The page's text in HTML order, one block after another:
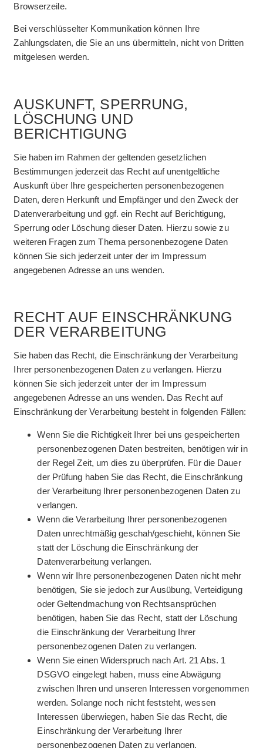
Browserzeile.
Bei verschlüsselter Kommunikation können Ihre
Zahlungsdaten, die Sie an uns übermitteln, nicht von Dritten
mitgelesen werden.
AUSKUNFT, SPERRUNG,
LÖSCHUNG UND
BERICHTIGUNG
Sie haben im Rahmen der geltenden gesetzlichen
Bestimmungen jederzeit das Recht auf unentgeltliche
Auskunft über Ihre gespeicherten personenbezogenen
Daten, deren Herkunft und Empfänger und den Zweck der
Datenverarbeitung und ggf. ein Recht auf Berichtigung,
Sperrung oder Löschung dieser Daten. Hierzu sowie zu
weiteren Fragen zum Thema personenbezogene Daten
können Sie sich jederzeit unter der im Impressum
angegebenen Adresse an uns wenden.
RECHT AUF EINSCHRÄNKUNG
DER VERARBEITUNG
Sie haben das Recht, die Einschränkung der Verarbeitung
Ihrer personenbezogenen Daten zu verlangen. Hierzu
können Sie sich jederzeit unter der im Impressum
angegebenen Adresse an uns wenden. Das Recht auf
Einschränkung der Verarbeitung besteht in folgenden Fällen:
Wenn Sie die Richtigkeit Ihrer bei uns gespeicherten
personenbezogenen Daten bestreiten, benötigen wir in
der Regel Zeit, um dies zu überprüfen. Für die Dauer
der Prüfung haben Sie das Recht, die Einschränkung
der Verarbeitung Ihrer personenbezogenen Daten zu
verlangen.
Wenn die Verarbeitung Ihrer personenbezogenen
Daten unrechtmäßig geschah/geschieht, können Sie
statt der Löschung die Einschränkung der
Datenverarbeitung verlangen.
Wenn wir Ihre personenbezogenen Daten nicht mehr
benötigen, Sie sie jedoch zur Ausübung, Verteidigung
oder Geltendmachung von Rechtsansprüchen
benötigen, haben Sie das Recht, statt der Löschung
die Einschränkung der Verarbeitung Ihrer
personenbezogenen Daten zu verlangen.
Wenn Sie einen Widerspruch nach Art. 21 Abs. 1
DSGVO eingelegt haben, muss eine Abwägung
zwischen Ihren und unseren Interessen vorgenommen
werden. Solange noch nicht feststeht, wessen
Interessen überwiegen, haben Sie das Recht, die
Einschränkung der Verarbeitung Ihrer
personenbezogenen Daten zu verlangen.